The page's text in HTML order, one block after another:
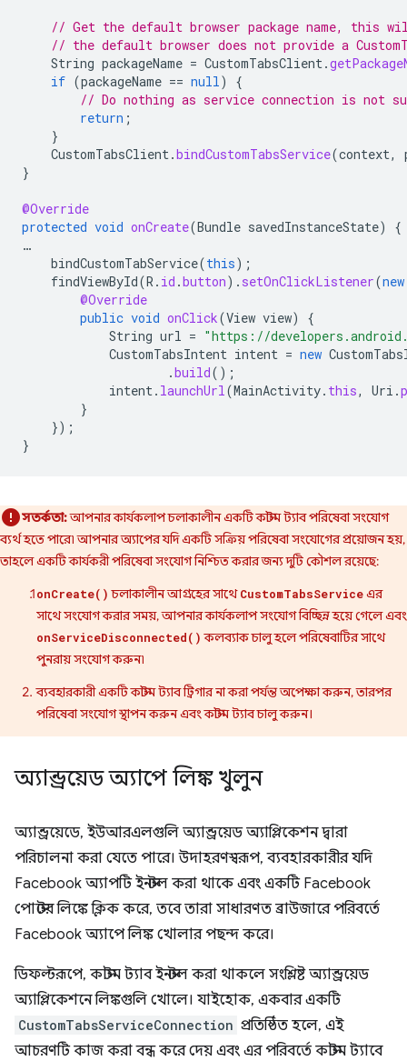
// Get the default browser package name, this
// the default browser does not provide a
String packageName = CustomTabsClient.
if (packageName == null)
{
// Do nothing as service connection is not
return ;
}
CustomTabsClient.bindCustomTabsService(context,
}
@Override
protected void onCreate(Bundle savedInstanceState)
{
…
bindCustomTabService(this);
findViewById(R . id .button). setOnClickListener(new
@Override
public void onClick(View view)
{
String url = "https://
CustomTabsIntent intent = new
.build();
intent. launchUrl(MainActivity. this, Uri .
}
});
}
সতর্কতা:আপনার কার্যকলাপ চলাকালীন একটি কাস্টম ট্যাব পরিষেবা সংযোগ
ব্যর্থ হতে পারে৷ আপনার অ্যাপের যদি একটি সক্রিয় পরিষেবা সংযোগের প্রয়োজন হয়,
তাহলে একটি কার্যকরী পরিষেবা সংযোগ নিশ্চিত করার জন্য দুটি কৌশল রয়েছে:
onCreate() চলাকালীন আগ্রহের সাথেCustomTabsServiceএর
সাথে সংযোগ করার সময়, আপনার কার্যকলাপ সংযোগ বিচ্ছিন্ন হয়ে গেলে এবং
onServiceDisconnected() কলব্যাক চালু হলে পরিষেবাটির সাথে
পুনরায় সংযোগ করুন৷
ব্যবহারকারী একটি কাস্টম ট্যাব ট্রিগার না করা পর্যন্ত অপেক্ষা করুন, তারপর
পরিষেবা সংযোগ স্থাপন করুন এবং কাস্টম ট্যাব চালু করুন।
অ্যান্ড্রয়েড অ্যাপে লিঙ্ক খুলুন
অ্যান্ড্রয়েডে, ইউআরএলগুলি অ্যান্ড্রয়েড অ্যাপ্লিকেশন দ্বারা
পরিচালনা করা যেতে পারে। উদাহরণস্বরূপ, ব্যবহারকারীর যদি
Facebook অ্যাপটি ইনস্টল করা থাকে এবং একটি Facebook
পোস্টের লিঙ্কে ক্লিক করে, তবে তারা সাধারণত ব্রাউজারে পরিবর্তে
Facebook অ্যাপে লিঙ্ক খোলার পছন্দ করে।
ডিফল্টরূপে, কাস্টম ট্যাব ইনস্টল করা থাকলে সংশ্লিষ্ট অ্যান্ড্রয়েড
অ্যাপ্লিকেশনে লিঙ্কগুলি খোলে। যাইহোক, একবার একটি
CustomTabsServiceConnection প্রতিষ্ঠিত হলে, এই
আচরণটি কাজ করা বন্ধ করে দেয় এবং এর পরিবর্তে কাস্টম ট্যাবে